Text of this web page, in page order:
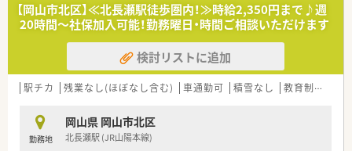
＜法人特徴＞
■岡山で4店舗展開されています。
地域に密着した薬局です。
■社長も薬剤師なので、お子様のこと・ご家庭のことなど、いざ
という時のお休みも流動的に対応して頂けるので安心です。
■希望者は研修会、勉強会への参加も可能です。
＜こんな方にもオススメ＞
■公共交通機関での通勤を希望される方
■午後のみの勤務を希望される方
【岡山市北区】≪北長瀬駅徒歩圏内！≫時給2,350円まで♪週
20時間～社保加入可能！勤務曜日・時間ご相談いただけます
検討リストに追加
駅チカ 残業なし(ほぼなし含む) 車通勤可 積雪なし 教育制度あり
勤務地
岡山県 岡山市北区
北長瀬駅 (JR山陽本線)